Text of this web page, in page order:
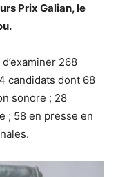
Prix Galian, le
268
candidats dont 68
sonore ; 28
; 58 en presse en